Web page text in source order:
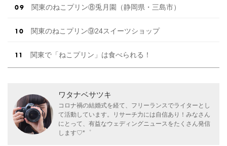
関東のねこプリン⑧兎月園（静岡県・三島市）
関東のねこプリン⑨24スイーツショップ
関東で「ねこプリン」は食べられる！
ワタナベサツキ
コロナ禍の結婚式を経て、フリーランスでライターとし
て活動しています。リサーチ力には自信あり！みなさん
にとって、有益なウェディングニュースをたくさん発信
します♡*゜